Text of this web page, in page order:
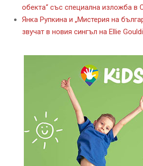
обекта“ със специална изложба в
Янка Рупкина и „Мистерия на
звучат в новия сингъл на Ellie